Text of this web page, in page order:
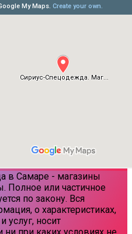
в Самаре - магазины
Полное или частичное
по закону. Вся
о характеристиках,
услуг, носит